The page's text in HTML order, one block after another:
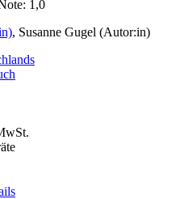
1,0
, Susanne Gugel (Autor:in)